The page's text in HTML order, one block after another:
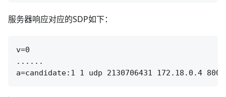
服务器响应对应的SDP如下：
v=0
......